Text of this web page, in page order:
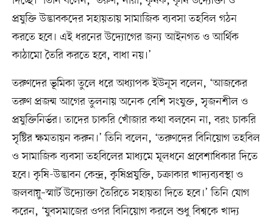
প্রযুক্তি উদ্ভাবকদের সহায়তায় সামাজিক ব্যবসা তহবিল গঠন
করতে হবে। এই ধরনের উদ্যোগের জন্য আইনগত ও আর্থিক
কাঠামো তৈরি করতে হবে, বাধা নয়।’
তরুণদের ভূমিকা তুলে ধরে অধ্যাপক ইউনূস বলেন, ‘আজকের
তরুণ প্রজন্ম আগের তুলনায় অনেক বেশি সংযুক্ত, সৃজনশীল ও
প্রযুক্তিনির্ভর। তাদের চাকরি খোঁজার কথা বলবেন না, বরং চাকরি
সৃষ্টির ক্ষমতায়ন করুন।’ তিনি বলেন, ‘তরুণদের বিনিয়োগ তহবিল
ও সামাজিক ব্যবসা তহবিলের মাধ্যমে মূলধনে প্রবেশাধিকার দিতে
হবে। কৃষি-উদ্ভাবন কেন্দ্র, কৃষিপ্রযুক্তি, চক্রাকার খাদ্যব্যবস্থা ও
জলবায়ু–স্মার্ট উদ্যোক্তা তৈরিতে সহায়তা দিতে হবে।’ তিনি যোগ
করেন, ‘যুবসমাজের ওপর বিনিয়োগ করলে শুধু বিশ্বকে খাদ্য